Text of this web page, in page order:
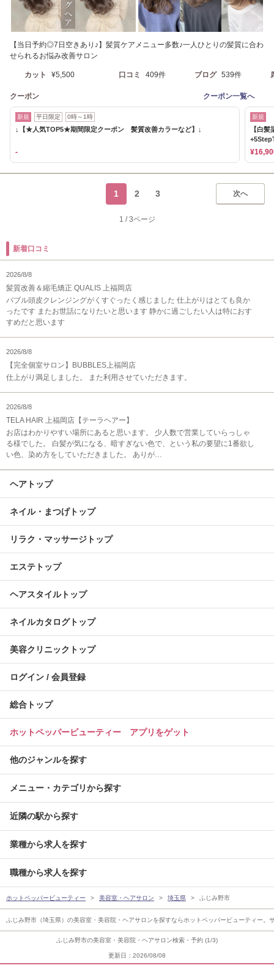
ふじみ野市の美容室・美容院・ヘアサロン検索・予約 (1/3)
更新日：2026/08/08
【当日予約◎7日空きあり♪】髪質ケアメニュー多数♪一人ひとりの髪質に合わ
せられるお悩み改善サロン
カット ¥5,500 口コミ 409件 ブログ 539件
クーポン クーポン一覧へ
新規 平日限定 0時～1時
↓【★人気TOP5★期間限定クーポン 髪質改善カラーなど】↓
-
新規
【白
次へ
1 2 3
1 / 3ページ
新着口コミ
2026/8/8
髪質改善＆縮毛矯正 QUALIS 上福岡店
バブル頭皮クレンジングがくすぐったく感じました 仕上がりはとても良か
ったです またお世話になりたいと思います 静かに過ごしたい人は特におす
すめだと思います
2026/8/8
【完全個室サロン】BUBBLES上福岡店
仕上がり満足しました。 また利用させていただきます。
2026/8/8
TELA HAIR 上福岡店【テーラヘアー】
お店はわかりやすい場所にあると思います。 少人数で営業していらっしゃ
る様でした。 白髪が気になる、暗すぎない色で、という私の要望に1番欲し
い色、染め方をしていただきました。 ありが…
ヘアトップ
ネイル・まつげトップ
リラク・マッサージトップ
エステトップ
ヘアスタイルトップ
ネイルカタログトップ
美容クリニックトップ
ログイン / 会員登録
総合トップ
ホットペッパービューティー アプリをゲット
他のジャンルを探す
メニュー・カテゴリから探す
近隣の駅から探す
業種から求人を探す
職種から求人を探す
ホットペッパービューティー 美容室・ヘアサロン 埼玉県 ふじみ野市
ふじみ野市（埼玉県）の美容室・美容院・ヘアサロンを探すならホットペッパービューティー